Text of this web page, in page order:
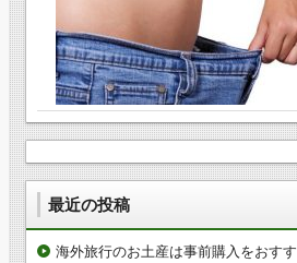
最近の投稿
海外旅行のお土産は事前購入をおすす